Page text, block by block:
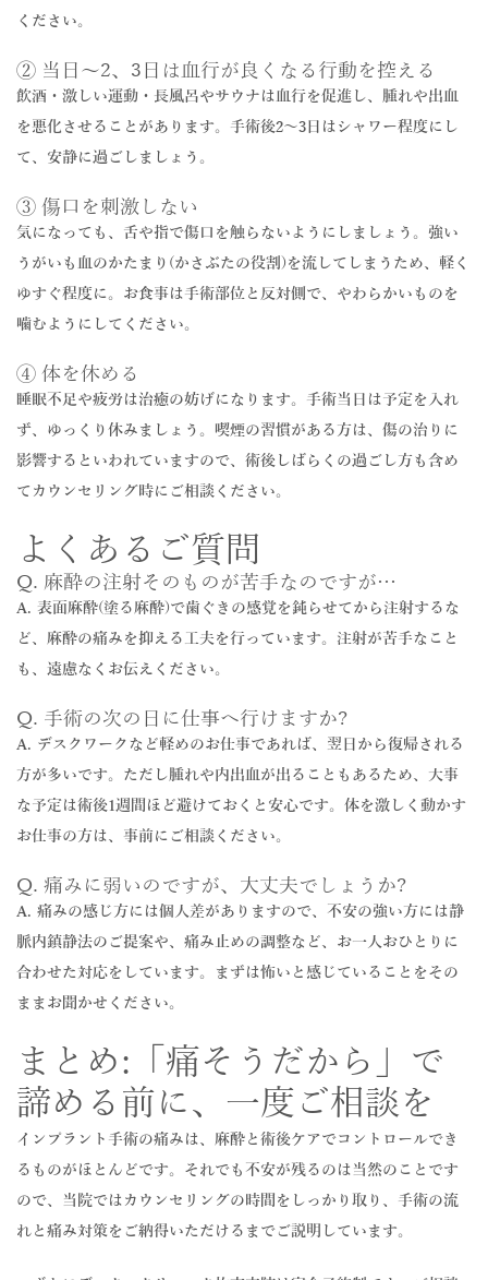
ください。
② 当日〜2、3日は血行が良くなる行動を控える
飲酒・激しい運動・長風呂やサウナは血行を促進し、腫れや出血
を悪化させることがあります。手術後2〜3日はシャワー程度にし
て、安静に過ごしましょう。
③ 傷口を刺激しない
気になっても、舌や指で傷口を触らないようにしましょう。強い
うがいも血のかたまり(かさぶたの役割)を流してしまうため、軽く
ゆすぐ程度に。お食事は手術部位と反対側で、やわらかいものを
噛むようにしてください。
④ 体を休める
睡眠不足や疲労は治癒の妨げになります。手術当日は予定を入れ
ず、ゆっくり休みましょう。喫煙の習慣がある方は、傷の治りに
影響するといわれていますので、術後しばらくの過ごし方も含め
てカウンセリング時にご相談ください。
よくあるご質問
Q. 麻酔の注射そのものが苦手なのですが…
A. 表面麻酔(塗る麻酔)で歯ぐきの感覚を鈍らせてから注射するな
ど、麻酔の痛みを抑える工夫を行っています。注射が苦手なこと
も、遠慮なくお伝えください。
Q. 手術の次の日に仕事へ行けますか?
A. デスクワークなど軽めのお仕事であれば、翌日から復帰される
方が多いです。ただし腫れや内出血が出ることもあるため、大事
な予定は術後1週間ほど避けておくと安心です。体を激しく動かす
お仕事の方は、事前にご相談ください。
Q. 痛みに弱いのですが、大丈夫でしょうか?
A. 痛みの感じ方には個人差がありますので、不安の強い方には静
脈内鎮静法のご提案や、痛み止めの調整など、お一人おひとりに
合わせた対応をしています。まずは怖いと感じていることをその
ままお聞かせください。
まとめ:「痛そうだから」で
諦める前に、一度ご相談を
インプラント手術の痛みは、麻酔と術後ケアでコントロールでき
るものがほとんどです。それでも不安が残るのは当然のことです
ので、当院ではカウンセリングの時間をしっかり取り、手術の流
れと痛み対策をご納得いただけるまでご説明しています。